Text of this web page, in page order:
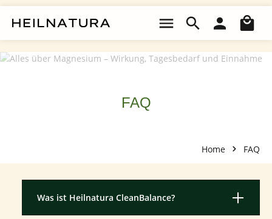
FAQ
Home FAQ
Was ist Heilnatura CleanBalance?